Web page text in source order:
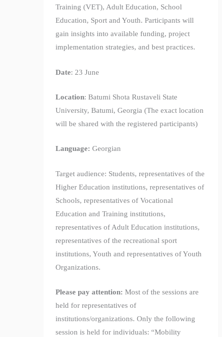
Training (VET), Adult Education, School
Education, Sport and Youth. Participants will
gain insights into available funding, project
implementation strategies, and best practices.
Date: 23 June
Location:Batumi Shota Rustaveli State
University,Batumi, Georgia (The exact location
will be shared with the registered participants)
Language:Georgian
Target audience: Students, representatives of the
Higher Education institutions, representatives of
Schools, representatives of Vocational
Education and Training institutions,
representatives of Adult Education institutions,
representatives of the recreational sport
institutions, Youth and representatives of Youth
Organizations.
Please pay attention: Most of the sessions are
held for representatives of
institutions/organizations. Only the following
session is held for individuals: “Mobility